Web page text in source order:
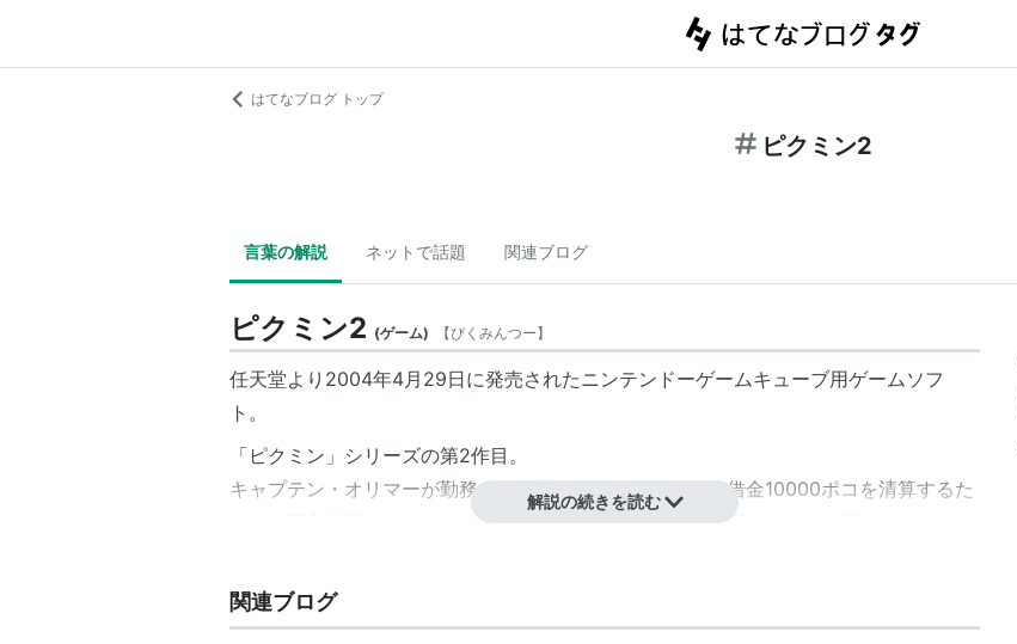
はてなブログ トップ
ピクミン2
言葉の解説 ネットで話題 関連ブログ
ピクミン2 (ゲーム) 【ぴくみんつー】
任天堂より2004年4月29日に発売されたニンテンドーゲームキューブ用ゲームソフ
ト。
「ピクミン」シリーズの第2作目。
キャプテン・オリマーが勤務する会社「ホコタテ運送」の借金10000ポコを清算するた
めに、新入社員のルーイとともにピクミンの住む星へと宝探しにいく物語。
なり、時間を気にせずにじっくりプレイできるようになった。
操作できるキャラクターがオリマーとルーイの2人になり、画面上下分割による、2人同
解説の続きを読む
関連ブログ